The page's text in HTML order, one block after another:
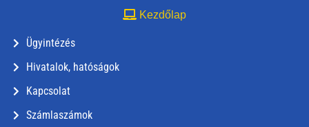
Kezdőlap
Ügyintézés
Hivatalok, hatóságok
Kapcsolat
Számlaszámok